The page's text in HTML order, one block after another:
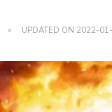
UPDATED ON 2022-